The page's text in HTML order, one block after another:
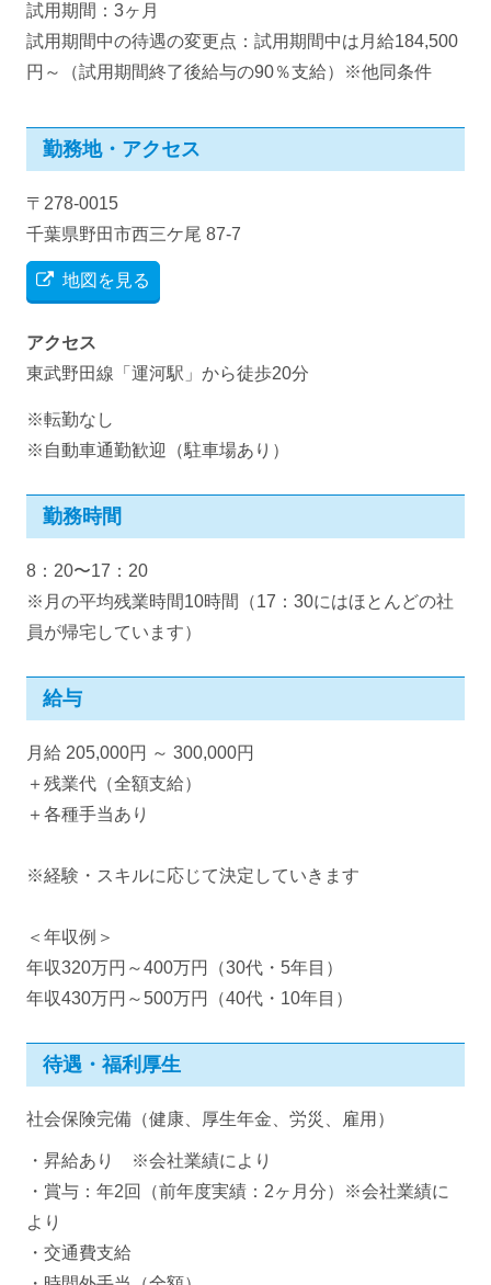
試用期間：3ヶ月
試用期間中の待遇の変更点：試用期間中は月給184,500
円～（試用期間終了後給与の90％支給）※他同条件
勤務地・アクセス
〒278-0015
千葉県野田市西三ケ尾 87-7
地図を見る
アクセス
東武野田線「運河駅」から徒歩20分
※転勤なし
※自動車通勤歓迎（駐車場あり）
勤務時間
8：20〜17：20
※月の平均残業時間10時間（17：30にはほとんどの社
員が帰宅しています）
給与
月給 205,000円 ～ 300,000円
＋残業代（全額支給）
＋各種手当あり
※経験・スキルに応じて決定していきます
＜年収例＞
年収320万円～400万円（30代・5年目）
年収430万円～500万円（40代・10年目）
待遇・福利厚生
社会保険完備（健康、厚生年金、労災、雇用）
・昇給あり ※会社業績により
・賞与：年2回（前年度実績：2ヶ月分）※会社業績に
より
・交通費支給